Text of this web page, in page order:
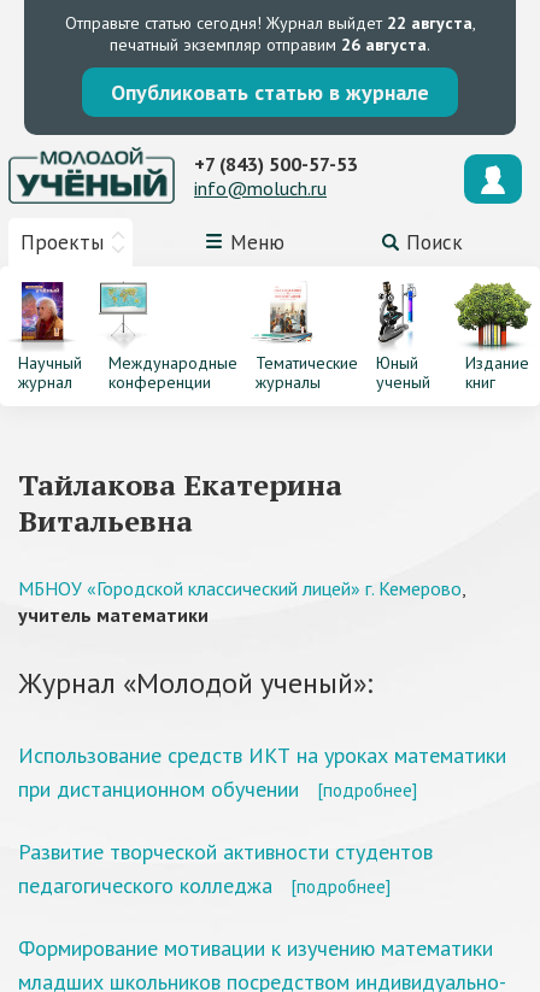
Отправьте статью сегодня! Журнал выйдет 22 августа,
печатный экземпляр отправим 26 августа.
Опубликовать статью в журнале
Проекты Меню Поиск
+7 (843) 500-57-53
info@moluch.ru
Научный
журнал
Международные
конференции
Тематические
журналы
Юный
ученый
Издание
книг
Тайлакова Екатерина
Витальевна
МБНОУ «Городской классический лицей» г. Кемерово,
учитель математики
Журнал «Молодой ученый»:
Использование средств ИКТ на уроках математики
при дистанционном обучении
[подробнее]
Развитие творческой активности студентов
педагогического колледжа
[подробнее]
Формирование мотивации к изучению математики
младших школьников посредством индивидуально-